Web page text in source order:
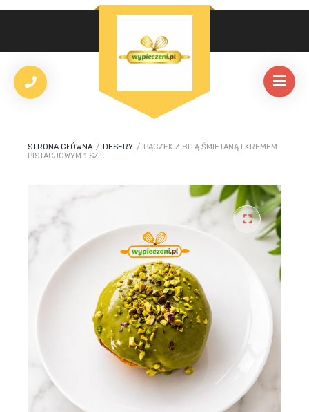
STRONA GŁÓWNA / DESERY / PĄCZEK Z BITĄ ŚMIETANĄ I KREMEM
PISTACJOWYM 1 SZT.